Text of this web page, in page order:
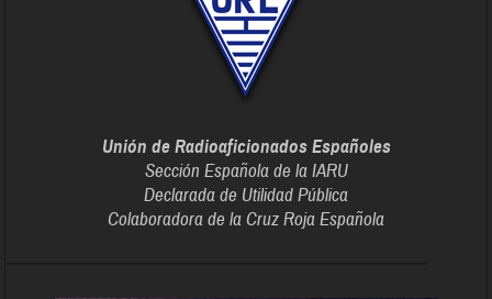
Unión de Radioaficionados Españoles
Sección Española de la IARU
Declarada de Utilidad Pública
Colaboradora de la Cruz Roja Española